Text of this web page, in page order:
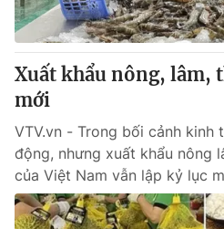
Cơ quan chủ quản:Đài Truyền
Cơ quan báo chí:Thời báo VTV
Giấy phép hoạt động báo in và
cấp ngày 29/12/2023
Tổng Biên tập:Vũ Thanh Thủy
Phó Tổng Biên tập:Nguyễn Thị Mỹ
Nguyễn Trọng Ninh
Tổng đài VTV:024.38 355 931 -
Ðiện thoại Thời báo VTV:024.66
Xuất khẩu nông, lâm,
mới
VTV.vn - Trong bối cảnh kinh
động, nhưng xuất khẩu nông
của Việt Nam vẫn lập kỷ lục